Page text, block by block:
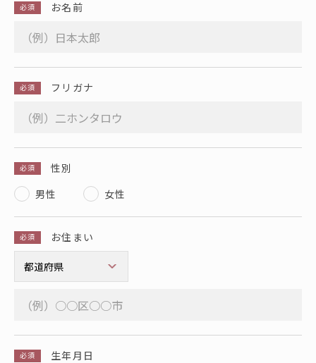
必須 お名前
必須 フリガナ
必須
性別
男性
女性
必須 お住まい
必須 生年月日